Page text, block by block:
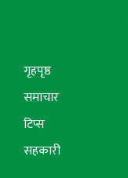
गृहपृष्ठ
समाचार
टिप्स
सहकारी